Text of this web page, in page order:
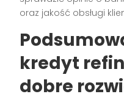
oraz jakość obsługi
kredyt
dobre